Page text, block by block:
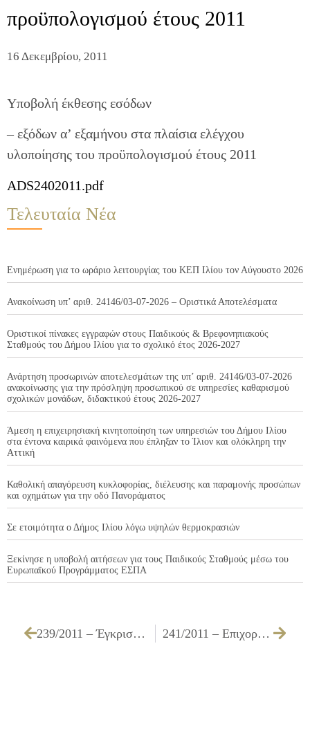
προϋπολογισμού έτους 2011
16 Δεκεμβρίου, 2011
Υποβολή έκθεσης εσόδων
–εξόδων α’ εξαμήνου στα πλαίσια ελέγχου
υλοποίησης του προϋπολογισμού έτους 2011
ADS2402011.pdf
Τελευταία Νέα
Ενημέρωση για το ωράριο λειτουργίας του ΚΕΠ Ιλίου τον Αύγουστο 2026
Ανακοίνωση υπ’ αριθ. 24146/03-07-2026 – Οριστικά Αποτελέσματα
Οριστικοί πίνακες εγγραφών στους Παιδικούς & Βρεφονηπιακούς
Σταθμούς του Δήμου Ιλίου για το σχολικό έτος 2026-2027
Ανάρτηση προσωρινών αποτελεσμάτων της υπ’ αριθ. 24146/03-07-2026
ανακοίνωσης για την πρόσληψη προσωπικού σε υπηρεσίες καθαρισμού
σχολικών μονάδων, διδακτικού έτους 2026-2027
Άμεση η επιχειρησιακή κινητοποίηση των υπηρεσιών του Δήμου Ιλίου
στα έντονα καιρικά φαινόμενα που έπληξαν το Ίλιον και ολόκληρη την
Αττική
Καθολική απαγόρευση κυκλοφορίας, διέλευσης και παραμονής προσώπων
και οχημάτων για την οδό Πανοράματος
Σε ετοιμότητα ο Δήμος Ιλίου λόγω υψηλών θερμοκρασιών
Ξεκίνησε η υποβολή αιτήσεων για τους Παιδικούς Σταθμούς μέσω του
Ευρωπαϊκού Προγράμματος ΕΣΠΑ
239/2011 – Έγκριση οικονομικών απολογισμών Σχολικών Επιτροπών οικονομικού έτους 2010 241/2011 – Επιχορήγηση πολιτιστικών συλλόγων του Δήμου Ιλίου έτους 2011